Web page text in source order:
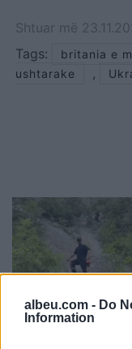
albeu.com - Do
Information
Shtuar më
Tags:
britania e
ushtarake
,
Gramsh, tre zjarre
kontroll pas